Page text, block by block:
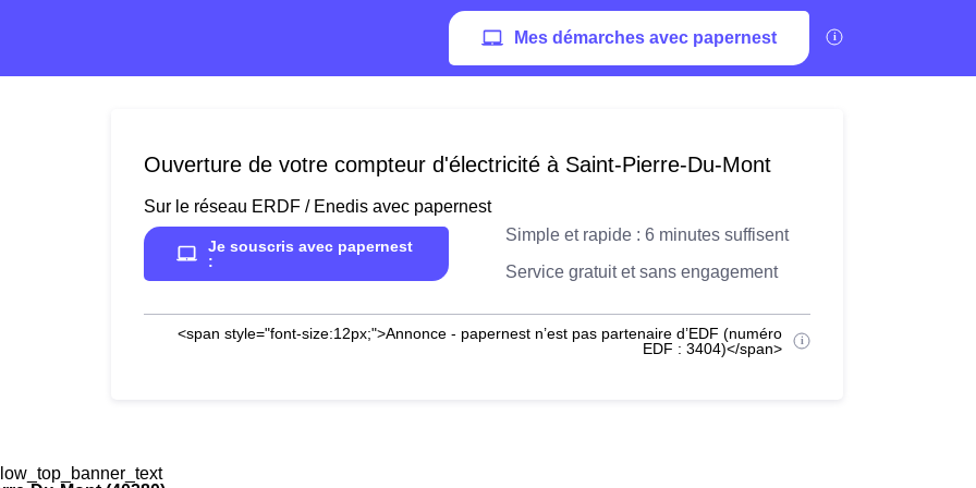
Mes démarches avec papernest
Ouverture de votre compteur d'électricité à Saint-Pierre-Du-Mont
Sur le réseau ERDF / Enedis avec papernest
Je souscris avec papernest
:
Simple et rapide : 6 minutes suffisent
Service gratuit et sans engagement
<span style="font-size:12px;">Annonce - papernest n’est pas partenaire d’EDF (numéro
EDF : 3404)</span>